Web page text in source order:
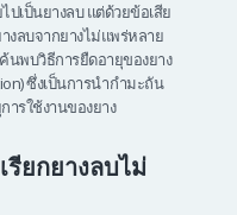
ปเป็นยางลบ แต่ด้วยข้อเสีย
างลบจากยางไม่แพร่หลาย
นพบวิธีการยืดอายุของยาง
ซึ่งเป็นการนำกำมะถัน
ารใช้งานของยาง
รียกยางลบไม่